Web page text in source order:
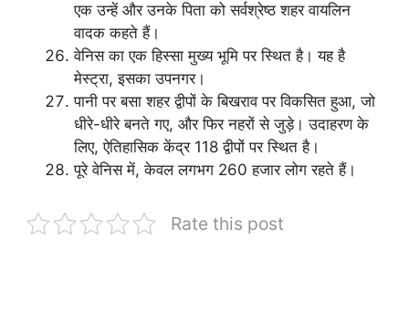
एक उन्हें और उनके पिता को सर्वश्रेष्ठ शहर वायलिन
वादक कहते हैं।
वेनिस का एक हिस्सा मुख्य भूमि पर स्थित है। यह है
मेस्ट्रा, इसका उपनगर।
पानी पर बसा शहर द्वीपों के बिखराव पर विकसित हुआ, जो
धीरे-धीरे बनते गए, और फिर नहरों से जुड़े। उदाहरण के
लिए, ऐतिहासिक केंद्र 118 द्वीपों पर स्थित है।
पूरे वेनिस में, केवल लगभग 260 हजार लोग रहते हैं।
Rate this post